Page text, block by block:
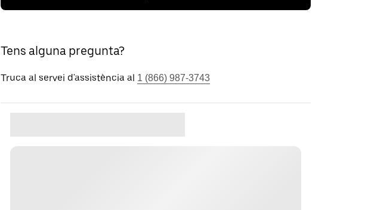
Tens alguna pregunta?
Truca al servei d'assistència al 1 (866) 987-3743